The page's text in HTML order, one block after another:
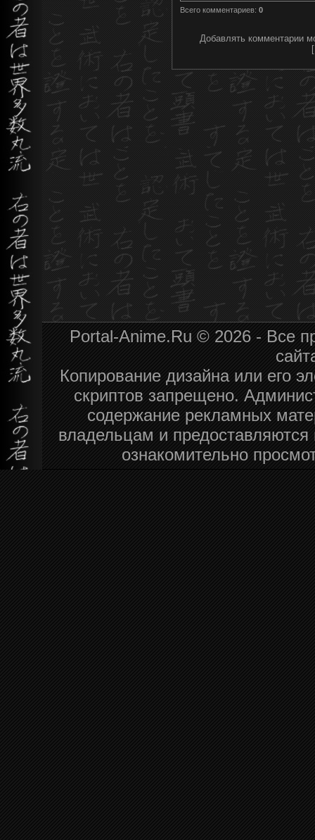
Всего комментариев: 0
Добавлять комментарии
Portal-Anime.Ru © 2026 - Все
Копирование дизайна или его
скриптов запрещено.
содержание рекламных
владельцам и
ознакомительно